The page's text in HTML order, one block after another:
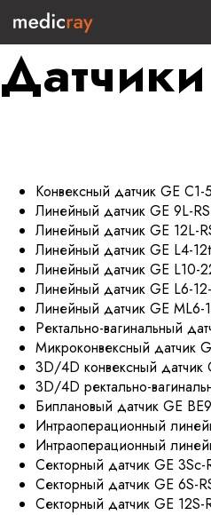
Датчики
Конвексный датчик GE C1-
Линейный датчик GE 9L-RS
Линейный датчик GE 12L-
Линейный датчик GE L4-
Линейный датчик GE L10-
Линейный датчик GE L6-
Линейный датчик GE ML6-
Ректально-вагинальный
Микроконвексный датчик
3D/4D конвексный датчик
3D/4D ректально-
Биплановый датчик GE
Интраоперационный
Интраоперационный
Секторный датчик GE 3Sc-
Секторный датчик GE 6S-
Секторный датчик GE 12S-